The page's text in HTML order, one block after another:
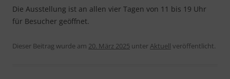
Die Ausstellung ist an allen vier Tagen von 11 bis 19 Uhr
für Besucher geöffnet.
Dieser Beitrag wurde am 20. März 2025 unterAktuell veröffentlicht.